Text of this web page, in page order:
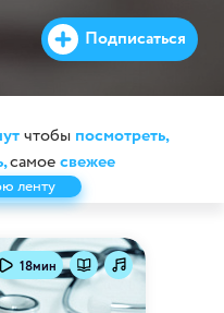
Подписаться
чтобы посмотреть,
самоесвежее
ленту
18мин